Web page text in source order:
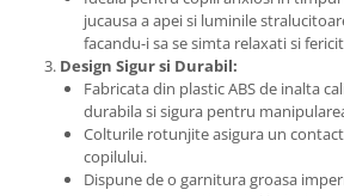
jucausa a apei si luminile
facandu-i sa se simta relaxati si
Design Sigur si Durabil:
Fabricata din plastic ABS de inalta
durabila si sigura pentru
Colturile rotunjite asigura un
copilului.
Dispune de o garnitura groasa